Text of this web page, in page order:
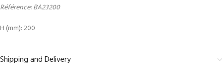
Référence: BA23200
H (mm): 200
Shipping and Delivery